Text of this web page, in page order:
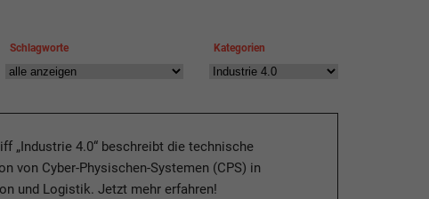
Schlagworte Kategorien
„Industrie 4.0“ beschreibt die technische
von Cyber-Physischen-Systemen (CPS) in
und Logistik. Jetzt mehr erfahren!